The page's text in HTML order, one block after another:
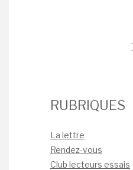
RUBRIQUES
La lettre
Rendez-vous
Club lecteurs essais